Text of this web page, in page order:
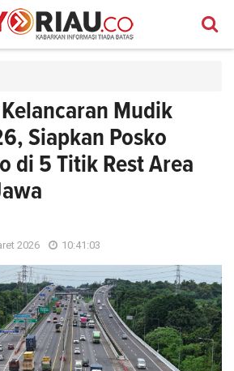
Mudik
Siapkan Posko
di 5 Titik Rest Area
2026 10:41:03